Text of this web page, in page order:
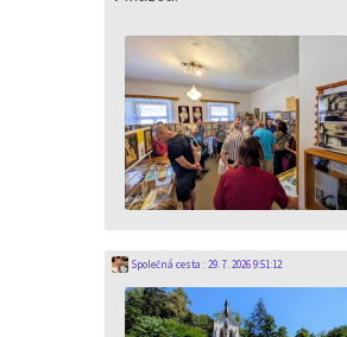
Společná cesta :29. 7. 2026 9:51:12